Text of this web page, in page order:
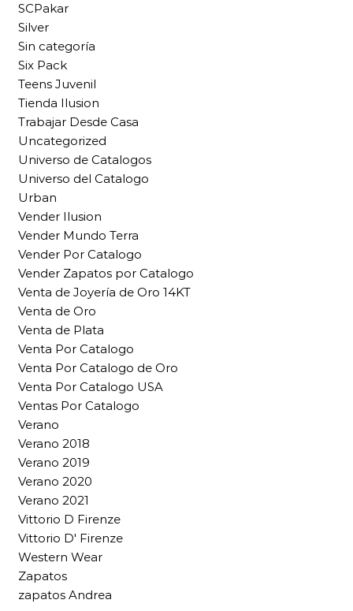
SCPakar
Silver
Sin categoría
Six Pack
Teens Juvenil
Tienda Ilusion
Trabajar Desde Casa
Uncategorized
Universo de Catalogos
Universo del Catalogo
Urban
Vender Ilusion
Vender Mundo Terra
Vender Por Catalogo
Vender Zapatos por Catalogo
Venta de Joyería de Oro 14KT
Venta de Oro
Venta de Plata
Venta Por Catalogo
Venta Por Catalogo de Oro
Venta Por Catalogo USA
Ventas Por Catalogo
Verano
Verano 2018
Verano 2019
Verano 2020
Verano 2021
Vittorio D Firenze
Vittorio D' Firenze
Western Wear
Zapatos
zapatos Andrea